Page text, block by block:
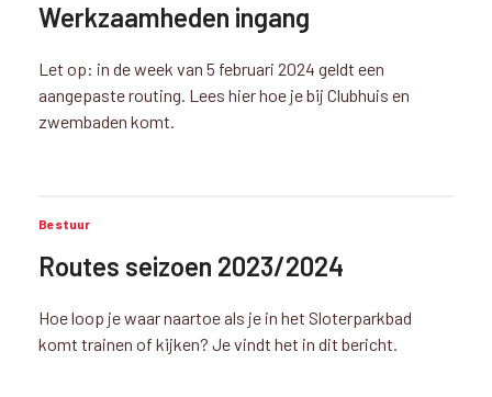
Werkzaamheden ingang
Let op: in de week van 5 februari 2024 geldt een
aangepaste routing. Lees hier hoe je bij Clubhuis en
zwembaden komt.
Bestuur
Routes seizoen 2023/2024
Hoe loop je waar naartoe als je in het Sloterparkbad
komt trainen of kijken? Je vindt het in dit bericht.